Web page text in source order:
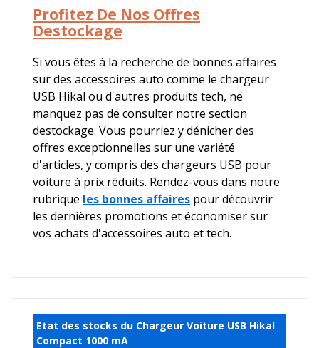
Profitez De Nos Offres
Destockage
Si vous êtes à la recherche de bonnes affaires
sur des accessoires auto comme le chargeur
USB Hikal ou d'autres produits tech, ne
manquez pas de consulter notre section
destockage. Vous pourriez y dénicher des
offres exceptionnelles sur une variété
d'articles, y compris des chargeurs USB pour
voiture à prix réduits. Rendez-vous dans notre
rubrique les bonnes affaires pour découvrir
les dernières promotions et économiser sur
vos achats d'accessoires auto et tech.
Etat des stocks du Chargeur Voiture USB Hikal
Compact 1000 mA